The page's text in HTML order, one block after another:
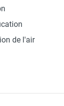
de l'air